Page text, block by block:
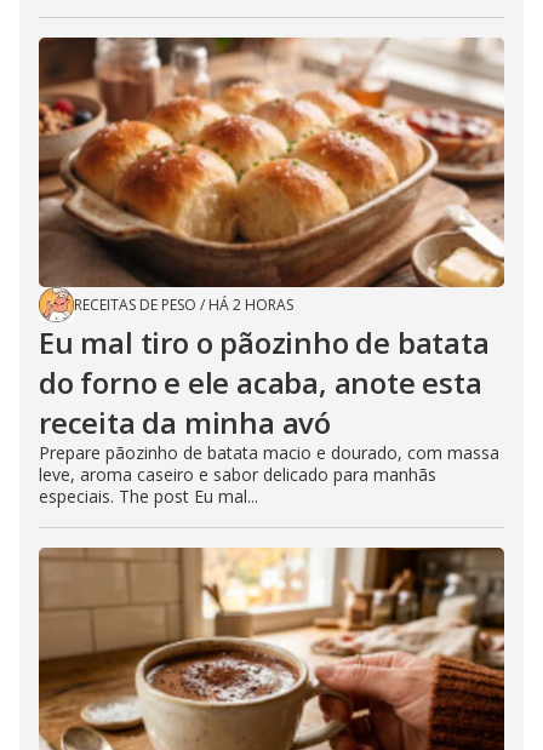
RECEITAS DE PESO / HÁ 2 HORAS
Eu mal tiro o pãozinho de batata
do forno e ele acaba, anote esta
receita da minha avó
Prepare pãozinho de batata macio e dourado, com massa
leve, aroma caseiro e sabor delicado para manhãs
especiais. The post Eu mal...